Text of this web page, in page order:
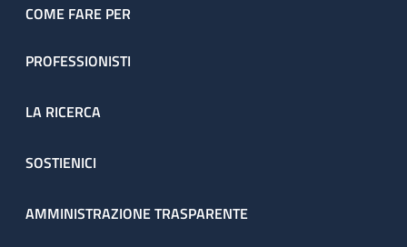
COME FARE PER
PROFESSIONISTI
LA RICERCA
SOSTIENICI
AMMINISTRAZIONE TRASPARENTE